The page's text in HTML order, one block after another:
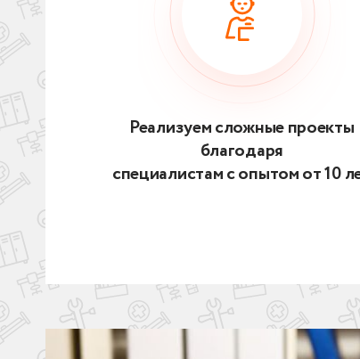
Реализуем сложные проекты
благодаря
специалистам с опытом от 10